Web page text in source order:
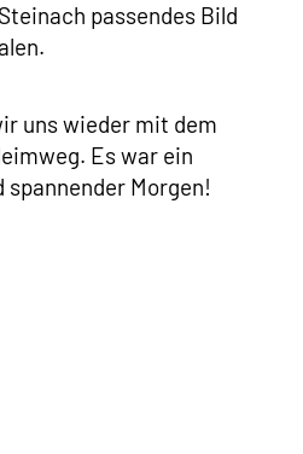
passendes Bild
uns wieder mit dem
Es war ein
Morgen!